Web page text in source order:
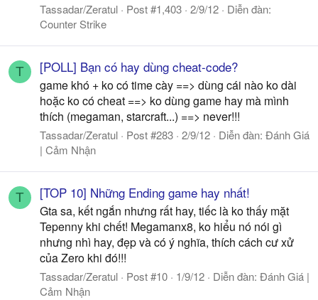
Tassadar/Zeratul Post #1,403 2/9/12
Diễn đàn:
Counter Strike
T [POLL] Bạn có hay dùng cheat-code?
game khó + ko có time cày ==> dùng cái nào ko dài
hoặc ko có cheat ==> ko dùng game hay mà mình
thích (megaman, starcraft...) ==> never!!!
Tassadar/Zeratul Post #283 2/9/12 Diễn đàn: Đánh Giá
| Cảm Nhận
T [TOP 10] Những Ending game hay nhất!
Gta sa, kết ngắn nhưng rất hay, tiếc là ko thấy mặt
Tepenny khi chết! Megamanx8, ko hiểu nó nói gì
nhưng nhì hay, đẹp và có ý nghĩa, thích cách cư xử
của Zero khi đó!!!
Tassadar/Zeratul Post #10 1/9/12 Diễn đàn: Đánh Giá |
Cảm Nhận